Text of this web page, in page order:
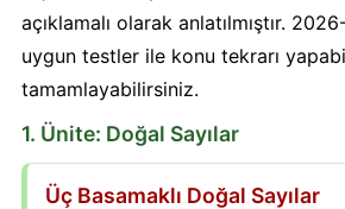
açıklamalı olarak anlatılmıştır.
uygun testler ile konu tekrarı
tamamlayabilirsiniz.
1. Ünite: Doğal Sayılar
Üç Basamaklı Doğal Sayılar